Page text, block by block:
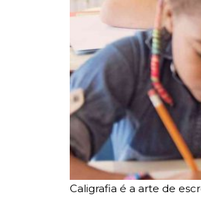
Caligrafia é a arte de